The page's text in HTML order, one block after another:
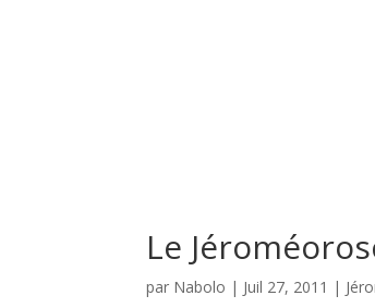
: Use of undefined constant
Le
par Nabolo | Juil 27, 2011 |